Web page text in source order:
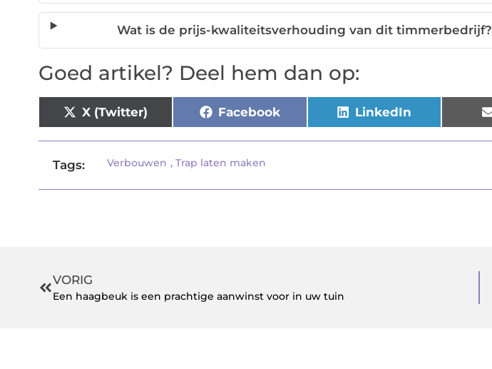
Wat is de prijs-kwaliteitsverhouding van dit timmerbedrijf?
Goed artikel? Deel hem dan op:
X (Twitter) Facebook LinkedIn
Tags: Verbouwen ,Trap laten maken
VORIG
Een haagbeuk is een prachtige aanwinst voor in uw tuin